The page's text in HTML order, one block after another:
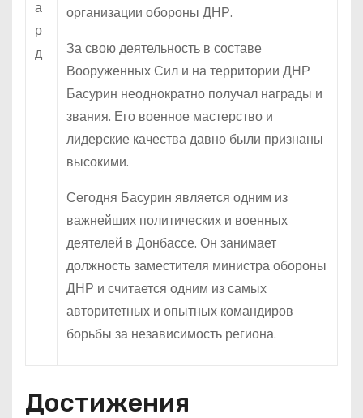
организации обороны ДНР.
За свою деятельность в составе
Вооруженных Сил и на территории ДНР
Басурин неоднократно получал награды и
звания. Его военное мастерство и
лидерские качества давно были признаны
высокими.
Сегодня Басурин является одним из
важнейших политических и военных
деятелей в Донбассе. Он занимает
должность заместителя министра обороны
ДНР и считается одним из самых
авторитетных и опытных командиров
борьбы за независимость региона.
Достижения